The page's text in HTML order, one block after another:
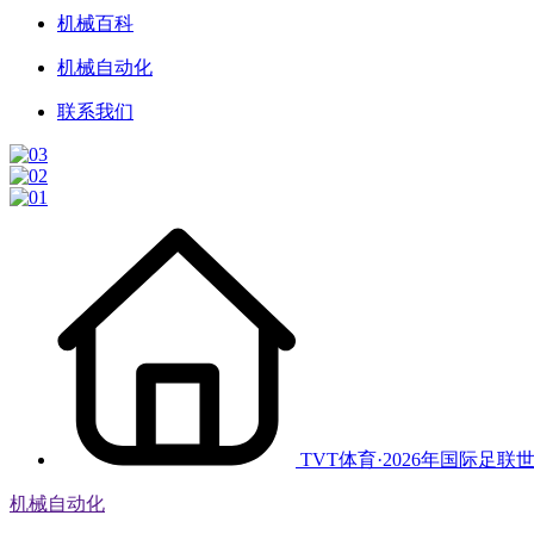
机械百科
机械自动化
联系我们
TVT体育·2026年国际足联
机械自动化